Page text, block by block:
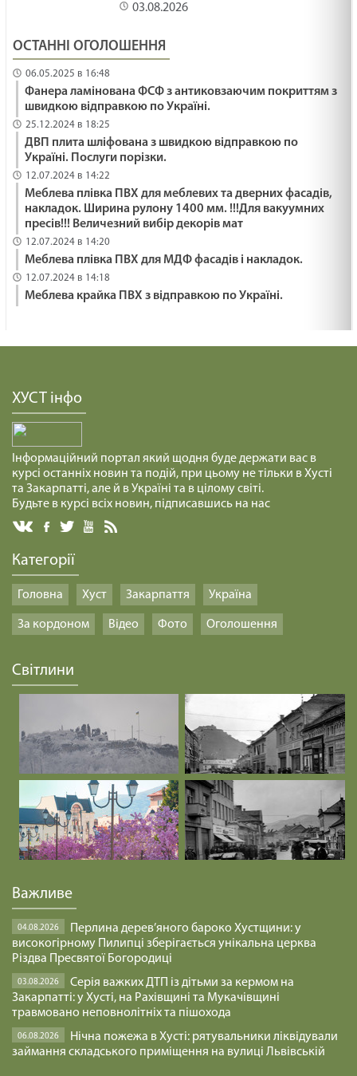
ПОДАРУВАТИ ОСЛИКА /1484/ Майтеся файно
29.01.2025
ЯК ВИЖИТИ /1483/ Майтеся файно
29.01.2025
ВІДНОВИТИСЬ /1482/ Майтеся файно
29.01.2025
МНОЖИТИ ВОГОНЬ БЛАГОСЛОВІННЯ /1481/
Майтеся файно
Ти належиш багатству чи воно - тобі? Лк 18:18-
ЖИТТЯ ЯК ПЕРЕХРЕСТЯ /1479/ Майтеся файно
29.01.2025
РОСТИ ЯК ГІМАЛАЇ /1476/ Майтеся файно
29.01.2025
ДЕ МІЙ ГОЛІАФ? /1475/ Майтеся файно
29.01.2025
29.01.2025
Він Наш Мир
29.01.2025
ПІДПІЛЬНЕ БЛАГОСЛОВІННЯ /1474/ Майтеся
файно
03.08.2026
ОСТАННІ ОГОЛОШЕННЯ
06.05.2025 в 16:48
Фанера ламінована ФСФ з антиковзаючим покриттям з
швидкою відправкою по Україні.
25.12.2024 в 18:25
ДВП плита шліфована з швидкою відправкою по
Україні. Послуги порізки.
12.07.2024 в 14:22
Меблева плівка ПВХ для меблевих та дверних фасадів,
накладок. Ширина рулону 1400 мм. !!!Для вакуумних
пресів!!! Величезний вибір декорів мат
12.07.2024 в 14:20
Меблева плівка ПВХ для МДФ фасадів і накладок.
12.07.2024 в 14:18
Меблева крайка ПВХ з відправкою по Україні.
ХУСТ інфо
Інформаційний портал який щодня буде держати вас в
курсі останніх новин та подій, при цьому не тільки в Хусті
та Закарпатті, але й в Україні та в цілому світі.
Будьте в курсі всіх новин, підписавшись на нас
Категорії
Головна Хуст Закарпаття Україна
За кордоном Відео Фото Оголошення
Світлини
Важливе
04.08.2026
Перлина дерев’яного бароко Хустщини: у
високогірному Пилипці зберігається унікальна церква
Різдва Пресвятої Богородиці
03.08.2026
Серія важких ДТП із дітьми за кермом на
Закарпатті: у Хусті, на Рахівщині та Мукачівщині
травмовано неповнолітніх та пішохода
06.08.2026
Нічна пожежа в Хусті: рятувальники ліквідували
займання складського приміщення на вулиці Львівській